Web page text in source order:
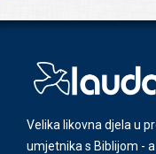
Velika likovna djela u
umjetnika s Biblijom -